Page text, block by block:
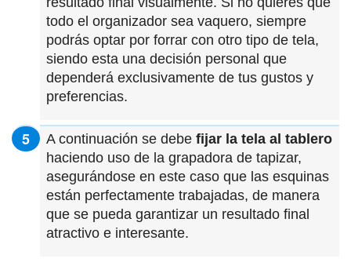
todo el organizador sea vaquero, siempre
podrás optar por forrar con otro tipo de tela,
siendo esta una decisión personal que
dependerá exclusivamente de tus gustos y
preferencias.
A continuación se debe fijar la tela al tablero
haciendo uso de la grapadora de tapizar,
asegurándose en este caso que las esquinas
están perfectamente trabajadas, de manera
que se pueda garantizar un resultado final
atractivo e interesante.